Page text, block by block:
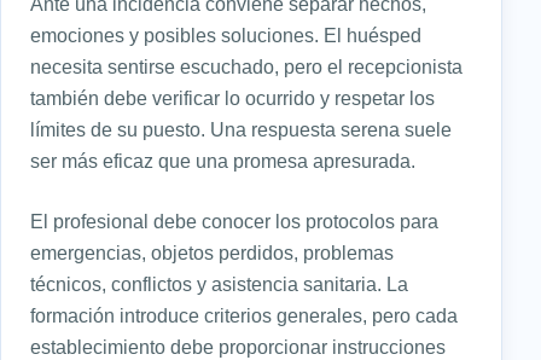
emociones y posibles soluciones. El huésped
necesita sentirse escuchado, pero el recepcionista
también debe verificar lo ocurrido y respetar los
límites de su puesto. Una respuesta serena suele
ser más eficaz que una promesa apresurada.
El profesional debe conocer los protocolos para
emergencias, objetos perdidos, problemas
técnicos, conflictos y asistencia sanitaria. La
formación introduce criterios generales, pero cada
establecimiento debe proporcionar instrucciones